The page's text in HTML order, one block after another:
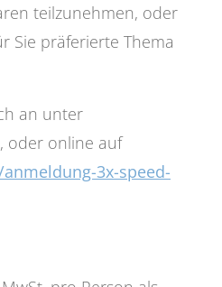
teilzunehmen, oder
Sie präferierte Thema
an unter
, oder online auf
3x-speed-